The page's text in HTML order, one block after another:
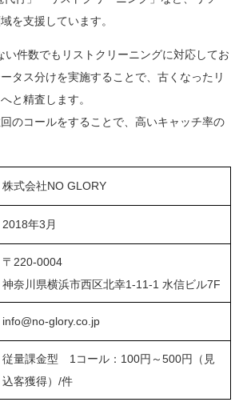
を支援しています。
い件数でもリストクリーニングに対応してお
タス分けを実施することで、古くなったリ
と精査します。
のコールをすることで、高いキャッチ率の
株式会社NO GLORY
2018年3月
〒220-0004
神奈川県横浜市西区北幸1-11-1 水信ビル7F
info@no-glory.co.jp
従量課金型 1コール：100円～500円（見
込客獲得）/件